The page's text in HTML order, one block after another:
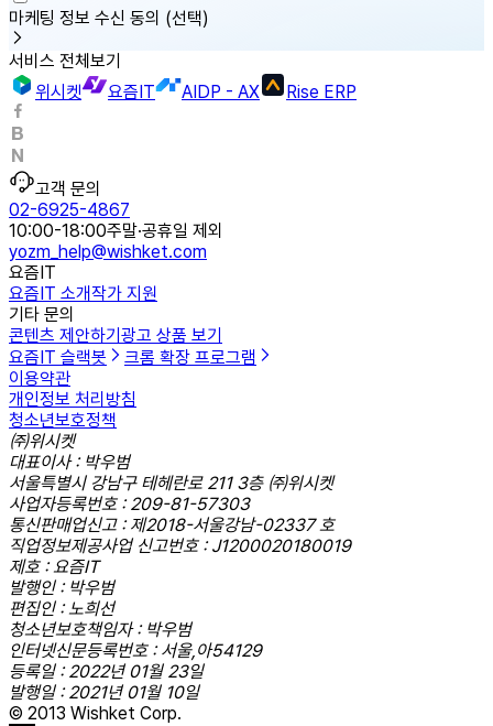
마케팅 정보 수신 동의 (선택)
서비스 전체보기
위시켓
요즘IT AIDP - AX Rise ERP
고객 문의
02-6925-4867
10:00-18:00주말·공휴일 제외
yozm_help@wishket.com
요즘IT
요즘IT 소개작가 지원
기타 문의
콘텐츠 제안하기 광고 상품 보기
요즘IT 슬랙봇
크롬 확장 프로그램
이용약관
개인정보 처리방침
청소년보호정책
㈜위시켓
대표이사 : 박우범
서울특별시 강남구 테헤란로 211 3층 ㈜위시켓
사업자등록번호 : 209-81-57303
통신판매업신고 : 제2018-서울강남-02337 호
직업정보제공사업 신고번호 : J1200020180019
제호 : 요즘IT
발행인 : 박우범
편집인 : 노희선
청소년보호책임자 : 박우범
인터넷신문등록번호 : 서울,아54129
등록일 : 2022년 01월 23일
발행일 : 2021년 01월 10일
© 2013 Wishket Corp.